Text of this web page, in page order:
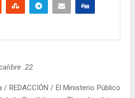
.22.
REDACCIÓN / El Ministerio Público